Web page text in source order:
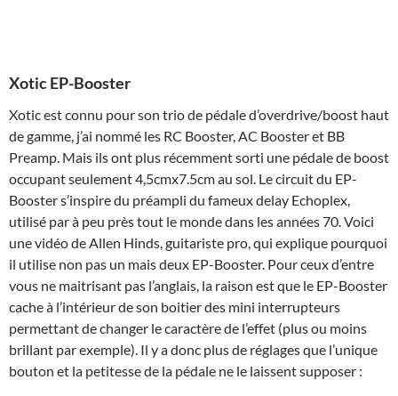
Xotic EP-Booster
Xotic est connu pour son trio de pédale d’overdrive/boost haut
de gamme, j’ai nommé les RC Booster, AC Booster et BB
Preamp. Mais ils ont plus récemment sorti une pédale de boost
occupant seulement 4,5cmx7.5cm au sol. Le circuit du EP-
Booster s’inspire du préampli du fameux delay Echoplex,
utilisé par à peu près tout le monde dans les années 70. Voici
une vidéo de Allen Hinds, guitariste pro, qui explique pourquoi
il utilise non pas un mais deux EP-Booster. Pour ceux d’entre
vous ne maitrisant pas l’anglais, la raison est que le EP-Booster
cache à l’intérieur de son boitier des mini interrupteurs
permettant de changer le caractère de l’effet (plus ou moins
brillant par exemple). Il y a donc plus de réglages que l’unique
bouton et la petitesse de la pédale ne le laissent supposer :